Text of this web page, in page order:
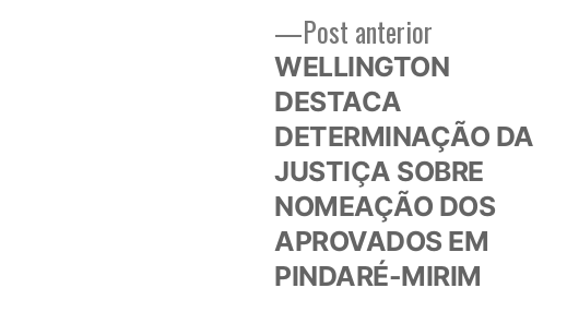
Navegação
Post anterior
anterior:
WELLINGTON
DESTACA
DETERMINAÇÃO DA
JUSTIÇA SOBRE
NOMEAÇÃO DOS
APROVADOS EM
PINDARÉ-MIRIM